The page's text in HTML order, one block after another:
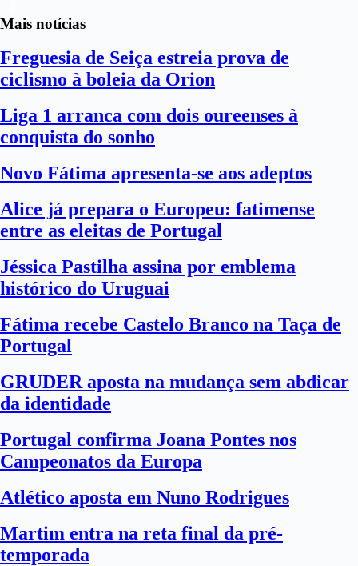
Mais notícias
Freguesia de Seiça estreia prova de
ciclismo à boleia da Orion
Liga 1 arranca com dois oureenses à
conquista do sonho
Novo Fátima apresenta-se aos adeptos
Alice já prepara o Europeu: fatimense
entre as eleitas de Portugal
Jéssica Pastilha assina por emblema
histórico do Uruguai
Fátima recebe Castelo Branco na Taça de
Portugal
GRUDER aposta na mudança sem abdicar
da identidade
Portugal confirma Joana Pontes nos
Campeonatos da Europa
Atlético aposta em Nuno Rodrigues
Martim entra na reta final da pré-
temporada